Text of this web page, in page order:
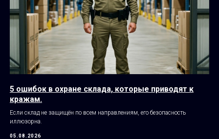
5 ошибок в охране склада, которые приводят к
кражам.
Если склад не защищён по всем направлениям, его безопасность
иллюзорна.
05.08.2026